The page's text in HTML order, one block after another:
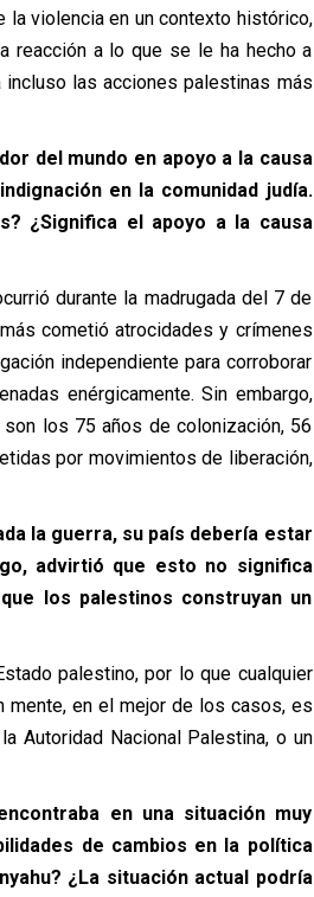
la violencia en un contexto histórico,
reacción a lo que se le ha hecho a
las acciones palestinas más
del mundo en apoyo a la causa
en la comunidad judía.
¿Significa el apoyo a la causa
durante la madrugada del 7 de
cometió atrocidades y crímenes
independiente para corroborar
enérgicamente. Sin embargo,
los 75 años de colonización, 56
por movimientos de liberación,
la guerra, su país debería estar
advirtió que esto no significa
los palestinos construyan un
palestino, por lo que cualquier
mente, en el mejor de los casos, es
Autoridad Nacional Palestina, o un
en una situación muy
de cambios en la política
¿La situación actual podría